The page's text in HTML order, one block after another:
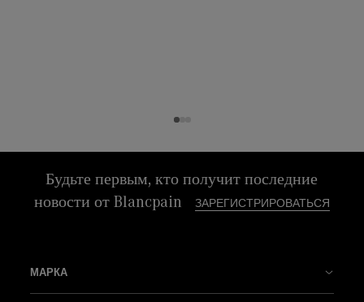
Будьте первым, кто получит последние
новости от Blancpain
ЗАРЕГИСТРИРОВАТЬСЯ
МАРКА